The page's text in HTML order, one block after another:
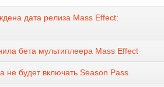
дата релиза Mass Effect:
бета мультиплеера Mass Effect
не будет включать Season Pass